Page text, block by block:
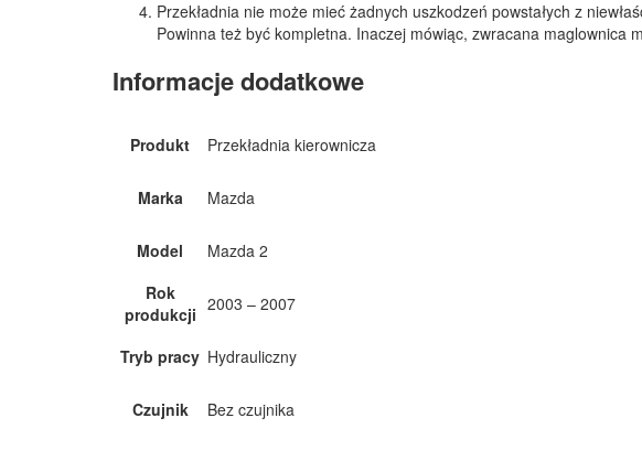
Przekładnia nie może mieć żadnych uszkodzeń powstałych z
Powinna też być kompletna. Inaczej mówiąc, zwracana maglownica
Informacje dodatkowe
Produkt Przekładnia kierownicza
Marka Mazda
Model
Mazda 2
Rok
produkcji 2003 – 2007
Tryb pracy Hydrauliczny
Czujnik Bez czujnika